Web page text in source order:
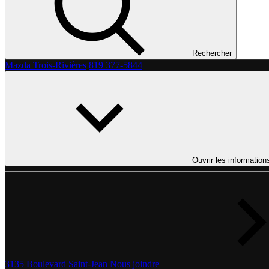
Rechercher
Mazda Trois-Rivières 819 377-5844
Ouvrir les
3135 Boulevard Saint-Jean Nous joindre